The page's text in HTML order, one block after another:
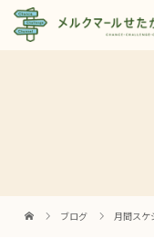
ブログ 月間スケ